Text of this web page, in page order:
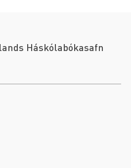
Háskólabókasafn